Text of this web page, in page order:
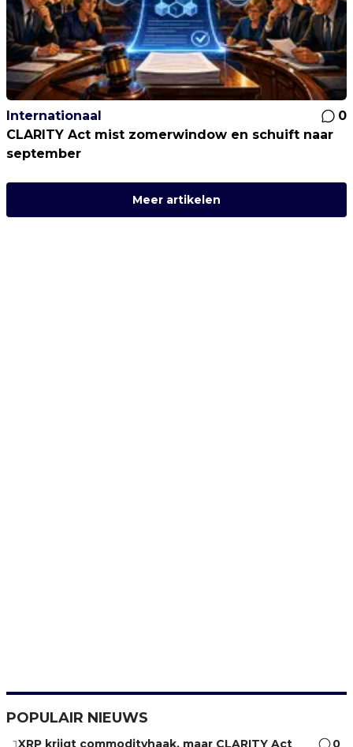
Internationaal
0
CLARITY Act mist zomerwindow en schuift naar
september
Meer artikelen
POPULAIR NIEUWS
XRP krijgt commodityhaak, maar CLARITY Act
0